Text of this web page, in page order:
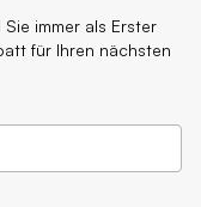
immer als Erster
für Ihren nächsten